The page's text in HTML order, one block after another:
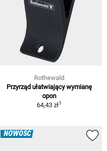
Rothewald
Przyrząd ułatwiający wymianę
opon
64,43 zł1
NOWOŚĆ